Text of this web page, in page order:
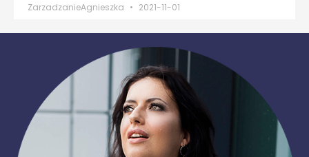
ZarzadzanieAgnieszka 2021-11-01